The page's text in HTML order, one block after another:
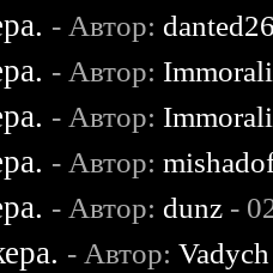
- Автор:
- Автор:
- Автор:
- Автор:
- Автор: dunz -
- Автор:Vadych